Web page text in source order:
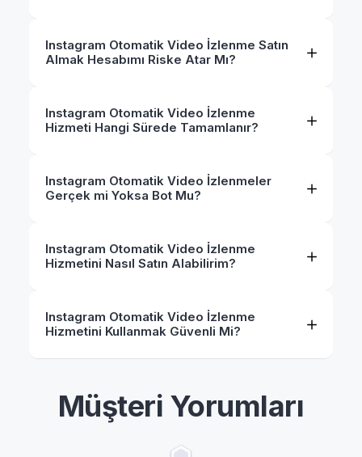
Instagram Otomatik Video İzlenme Satın
Almak Hesabımı Riske Atar Mı?
Instagram Otomatik Video İzlenme
Hizmeti Hangi Sürede Tamamlanır?
Instagram Otomatik Video İzlenmeler
Gerçek mi Yoksa Bot Mu?
Instagram Otomatik Video İzlenme
Hizmetini Nasıl Satın Alabilirim?
Instagram Otomatik Video İzlenme
Hizmetini Kullanmak Güvenli Mi?
Müşteri Yorumları